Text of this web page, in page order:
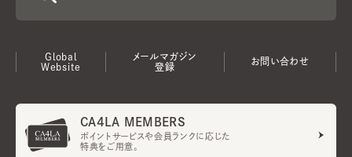
Global
Website
メールマガジン
登録
お問い合わせ
CA4LA MEMBERS
ポイントサービスや会員ランクに応じた
特典をご用意。